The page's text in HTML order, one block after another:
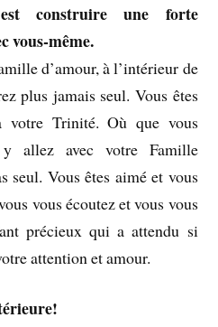
construire une forte
vous-même.
d’amour, à l’intérieur de
plus jamais seul. Vous êtes
votre Trinité. Où que vous
allez avec votre Famille
seul. Vous êtes aimé et vous
vous écoutez et vous vous
précieux qui a attendu si
attention et amour.